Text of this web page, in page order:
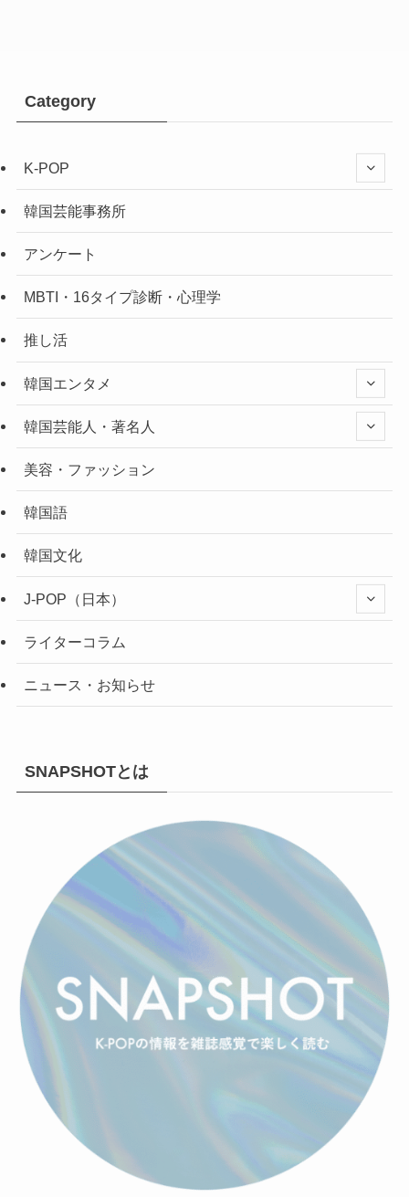
Category
K-POP
韓国芸能事務所
アンケート
MBTI・16タイプ診断・心理学
推し活
韓国エンタメ
韓国芸能人・著名人
美容・ファッション
韓国語
韓国文化
J-POP（日本）
ライターコラム
ニュース・お知らせ
SNAPSHOTとは